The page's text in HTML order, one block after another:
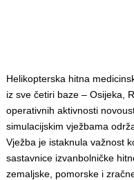
Helikopterska hitna
iz sve četiri baze – Osijeka,
operativnih aktivnosti
simulacijskim vježbama
Vježba je istaknula važnost
sastavnice izvanbolničke
zemaljske, pomorske i